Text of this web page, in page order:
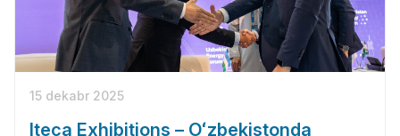
15 dekabr 2025
Iteca Exhibitions – Oʻzbekistonda